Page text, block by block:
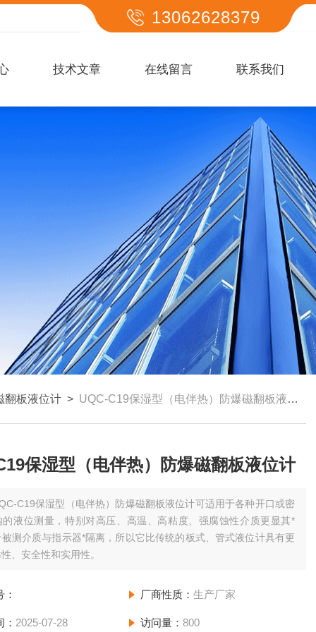
13062628379
技术文章 在线留言 联系我们
翻板液位计 > UQC-C19保湿型（电伴热）防爆磁翻板液位计
保湿型（电伴热）防爆磁翻板液位计
C19保湿型（电伴热）防爆磁翻板液位计可适用于各种开口或密
的液位测量，特别对高压、高温、高粘度、强腐蚀性介质更显其*
测介质与指示器*隔离，所以它比传统的板式、管式液位计具有更
、安全性和实用性。
厂商性质： 生产厂家
2025-07-28 访问量： 800